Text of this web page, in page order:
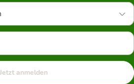
Jetzt anmelden